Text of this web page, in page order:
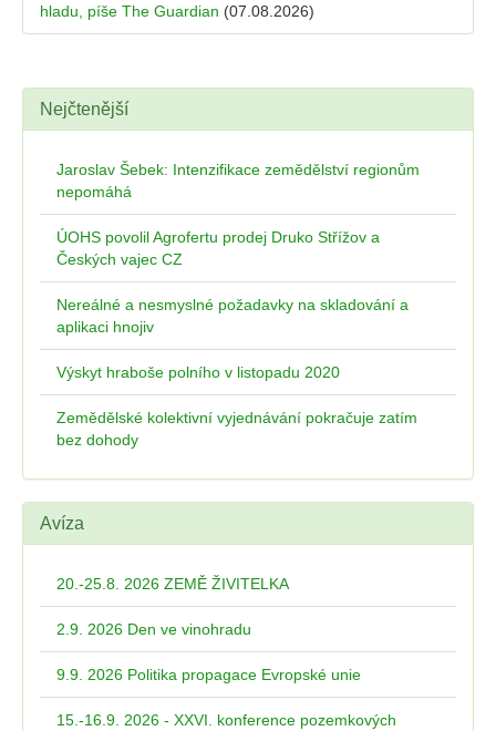
hladu, píše The Guardian (07.08.2026)
Nejčtenější
Jaroslav Šebek: Intenzifikace zemědělství regionům
nepomáhá
ÚOHS povolil Agrofertu prodej Druko Střížov a
Českých vajec CZ
Nereálné a nesmyslné požadavky na skladování a
aplikaci hnojiv
Výskyt hraboše polního v listopadu 2020
Zemědělské kolektivní vyjednávání pokračuje zatím
bez dohody
Avíza
20.-25.8. 2026 ZEMĚ ŽIVITELKA
2.9. 2026 Den ve vinohradu
9.9. 2026 Politika propagace Evropské unie
15.-16.9. 2026 - XXVI. konference pozemkových